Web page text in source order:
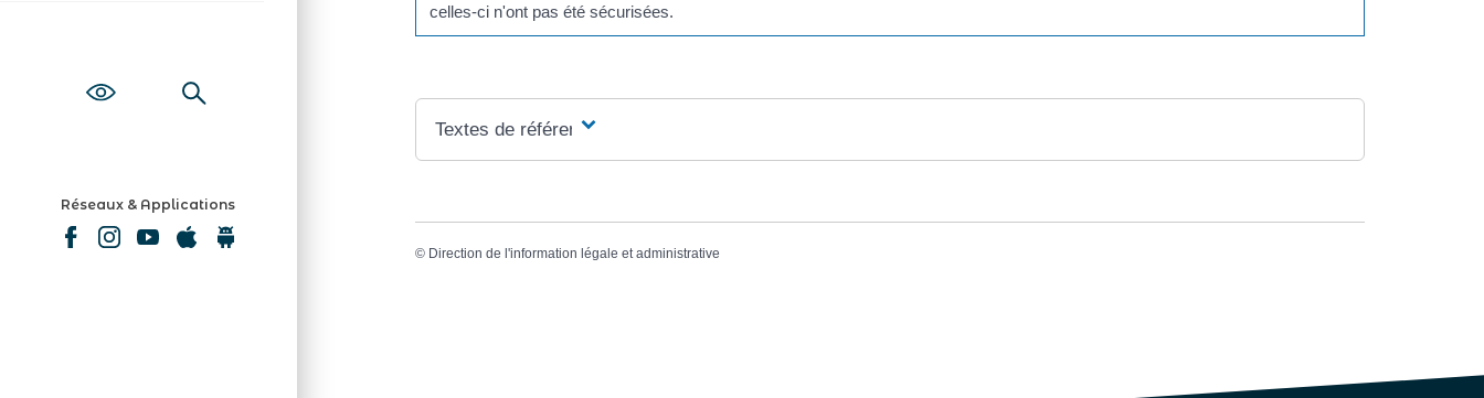
Réseaux & Applications
celles-ci n'ont pas été sécurisées.
Textes de référence
© Direction de l'information légale et administrative